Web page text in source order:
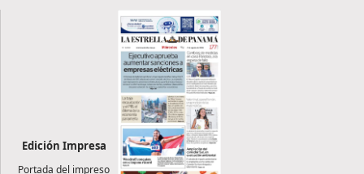
Edición Impresa
Portada del impreso